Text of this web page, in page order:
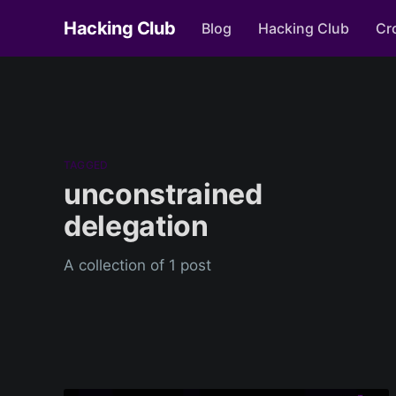
Hacking Club Blog Hacking Club
TAGGED
unconstrained
delegation
A collection of 1 post